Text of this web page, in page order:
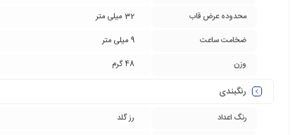
محدوده عرض قاب
32 میلی متر
ضخامت ساعت
9 میلی متر
وزن
48 گرم
رنگبندی
رنگ اعداد
رز گلد